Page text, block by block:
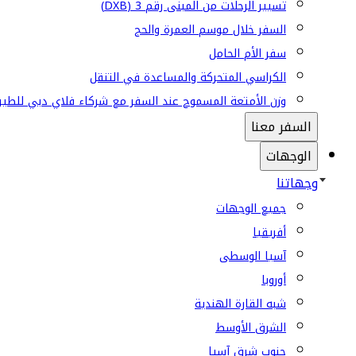
تسيير الرحلات من المبنى رقم 3 (DXB)
السفر خلال موسم العمرة والحج
سفر الأم الحامل
الكراسي المتحركة والمساعدة في التنقل
وزن الأمتعة المسموح عند السفر مع شركاء فلاي دبي
السفر معنا
الوجهات
وجهاتنا
جميع الوجهات
أفريقيا
آسيا الوسطى
أوروبا
شبه القارة الهندية
الشرق الأوسط
جنوب شرق آسيا